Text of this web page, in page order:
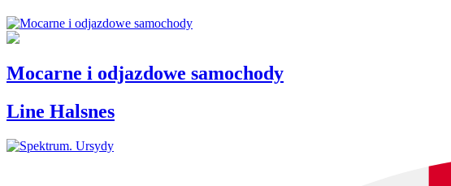
Mocarne i odjazdowe samochody
Line Halsnes